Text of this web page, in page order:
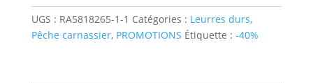
RAP
PETO
RAPALA
UGS : RA5818265-1-1 Catégories : Leurres durs,
Pêche carnassier, PROMOTIONS Étiquette : -40%